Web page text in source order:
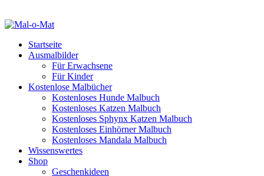
Startseite
Ausmalbilder
Für Erwachsene
Für Kinder
Kostenlose Malbücher
Kostenloses Hunde Malbuch
Kostenloses Katzen Malbuch
Kostenloses Sphynx Katzen Malbuch
Kostenloses Einhörner Malbuch
Kostenloses Mandala Malbuch
Wissenswertes
Shop
Geschenkideen